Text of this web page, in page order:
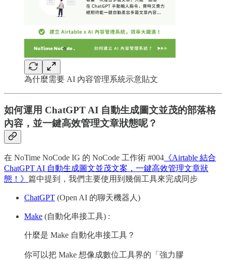
為什麼需要 AI 內容管理系統示意貼文
如何運用 ChatGPT AI 自動生成圖文並茂的部落格
內容，並一鍵高效管理文章狀態呢？
在 NoTime NoCode IG 的 NoCode 工作術 #004 《Airtable 結合
ChatGPT AI 自動生成圖文並茂文案，一鍵高效管理文章狀
態！》 篇中提到，我們主要使用到幾個工具來完成同步
ChatGPT (Open AI 的聊天機器人)
Make (自動化串接工具) :
什麼是 Make 自動化串接工具？
你可以把 Make 想像成數位工具界的「強力膠